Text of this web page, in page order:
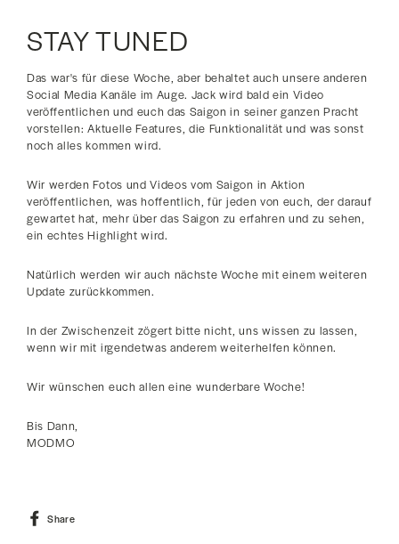
STAY TUNED
Das war's für diese Woche, aber behaltet auch unsere anderen
Social Media Kanäle im Auge. Jack wird bald ein Video
veröffentlichen und euch das Saigon in seiner ganzen Pracht
vorstellen: Aktuelle Features, die Funktionalität und was sonst
noch alles kommen wird.
Wir werden Fotos und Videos vom Saigon in Aktion
veröffentlichen, was hoffentlich, für jeden von euch, der darauf
gewartet hat, mehr über das Saigon zu erfahren und zu sehen,
ein echtes Highlight wird.
Natürlich werden wir auch nächste Woche mit einem weiteren
Update zurückkommen.
In der Zwischenzeit zögert bitte nicht, uns wissen zu lassen,
wenn wir mit irgendetwas anderem weiterhelfen können.
Wir wünschen euch allen eine wunderbare Woche!
Bis Dann,
MODMO
Share